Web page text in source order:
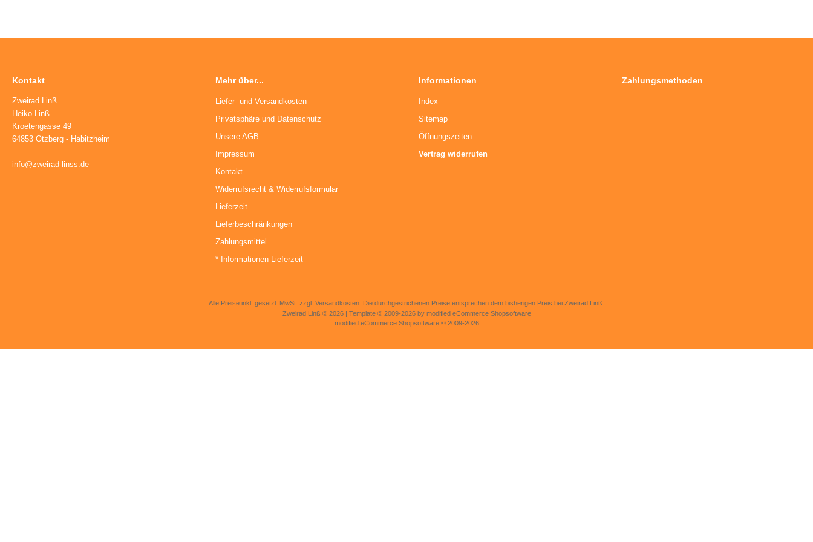
Kontakt
Zweirad Linß
Heiko Linß
Kroetengasse 49
64853 Otzberg - Habitzheim
info@zweirad-linss.de
Mehr über...
Liefer- und Versandkosten
Privatsphäre und Datenschutz
Unsere AGB
Impressum
Kontakt
Widerrufsrecht & Widerrufsformular
Lieferzeit
Lieferbeschränkungen
Zahlungsmittel
* Informationen Lieferzeit
Informationen
Index
Sitemap
Öffnungszeiten
Vertrag widerrufen
Zahlungsmethoden
Alle Preise inkl. gesetzl. MwSt. zzgl. Versandkosten . Die durchgestrichenen Preise entsprechen dem bisherigen Preis bei Zweirad Linß.
Zweirad Linß © 2026 | Template © 2009-2026 by modified eCommerce Shopsoftware
modified eCommerce Shopsoftware © 2009-2026